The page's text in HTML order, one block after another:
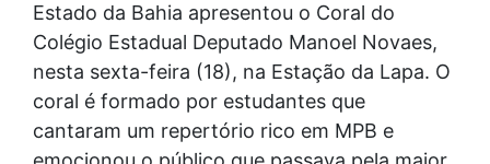
Estado da Bahia apresentou o Coral do
Colégio Estadual Deputado Manoel Novaes,
nesta sexta-feira (18), na Estação da Lapa. O
coral é formado por estudantes que
cantaram um repertório rico em MPB e